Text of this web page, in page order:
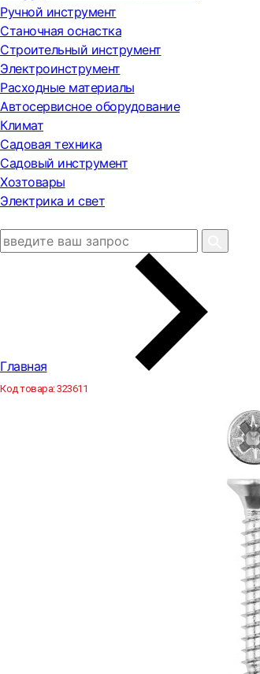
Ручной инструмент
Станочная оснастка
Строительный инструмент
Электроинструмент
Расходные материалы
Автосервисное оборудование
Климат
Садовая техника
Садовый инструмент
Хозтовары
Электрика и свет
Главная
Код товара:323611